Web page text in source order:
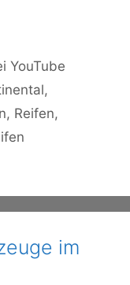
YouTube
,
, Reifen,
im